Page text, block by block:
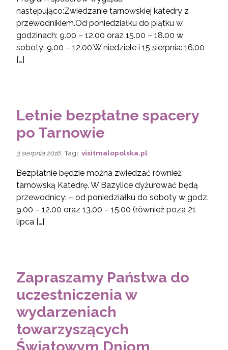
następująco:Zwiedzanie tarnowskiej katedry z
przewodnikiem.Od poniedziałku do piątku w
godzinach: 9.00 – 12.00 oraz 15.00 – 18.00 w
soboty: 9.00 – 12.00.W niedziele i 15 sierpnia: 16.00
[…]
Letnie bezpłatne spacery
po Tarnowie
3 sierpnia 2016 , Tagi: visitmalopolska.pl
Bezpłatnie będzie można zwiedzać również
tarnowską Katedrę. W Bazylice dyżurować będą
przewodnicy: – od poniedziałku do soboty w godz.
9.00 – 12.00 oraz 13.00 – 15.00 (również poza 21
lipca […]
Zapraszamy Państwa do
uczestniczenia w
wydarzeniach
towarzyszących
Światowym Dniom